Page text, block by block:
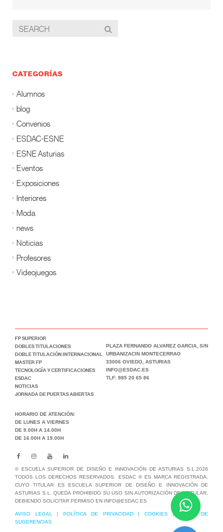
CATEGORÍAS
Alumnos
blog
Convenios
ESDAC-ESNE
ESNE Asturias
Eventos
Exposiciones
Interiores
Moda
news
Noticias
Profesores
Videojuegos
FP SUPERIOR
DOBLES TITULACIONES
DOBLE TITULACIÓN INTERNACIONAL
MASTER FP
TECNOLOGÍA Y CERTIFICACIONES
ESDAC
NOTICIAS
JORNADA DE PUERTAS ABIERTAS
PLAZA FERNANDO ALVAREZ GARCIA, S/N
URBANIZACIN MONTECERRAO
33006 OVIEDO, ASTURIAS
INFO@ESDAC.ES
TLF: 985 20 65 86
HORARIO DE ATENCIÓN:
DE LUNES A VIERNES
DE 9.00H A 14.00H
DE 16.00H A 19.00H
© ESCUELA SUPERIOR DE DISEÑO E INNOVACIÓN DE ASTURIAS S.L.2026
TODOS LOS DERECHOS RESERVADOS. ESDAC ® ES MARCA REGISTRADA,
CUYO TITULAR ES ESCUELA SUPERIOR DE DISEÑO E INNOVACIÓN DE
ASTURIAS S.L. QUEDA PROHIBIDO SU USO SIN AUTORIZACIÓN DEL TITULAR,
DEBIENDO SOLICITAR PERMISO EN INFO@ESDAC.ES
AVISO LEGAL|POLÍTICA DE PRIVACIDAD| COOKIES| BUZÓN DE
SUGERENCIAS